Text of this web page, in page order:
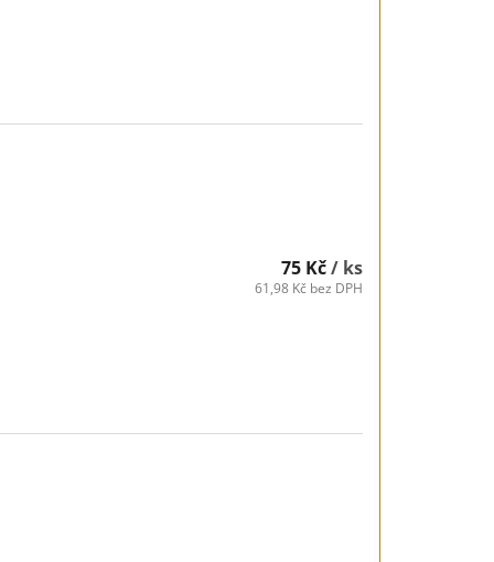
75 Kč/ ks
61,98 Kč bez DPH